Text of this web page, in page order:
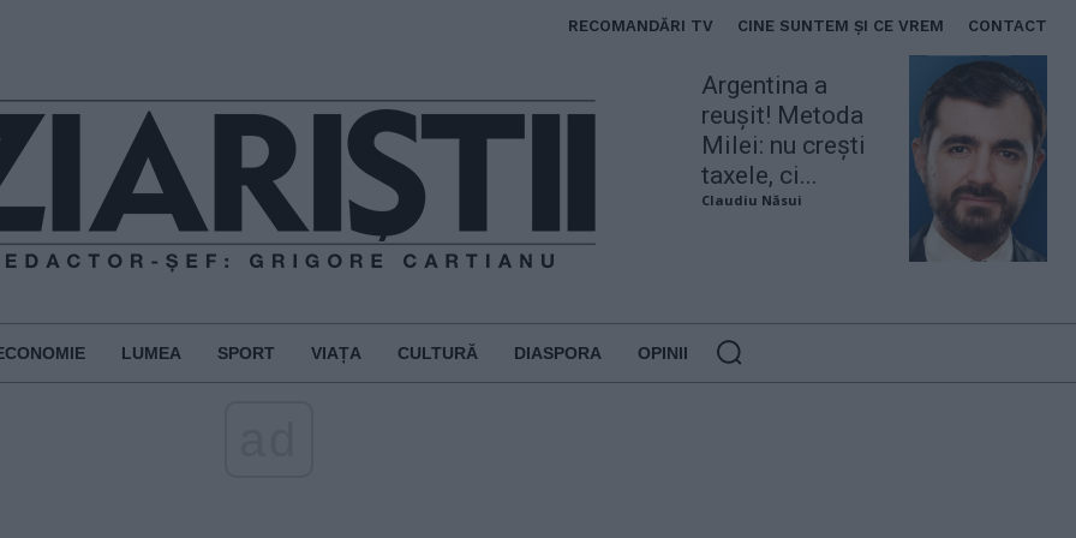
RECOMANDĂRI TV CINE SUNTEM ȘI CE VREM CONTACT
Argentina a
reușit! Metoda
Milei: nu crești
taxele, ci...
Claudiu Năsui
LUMEA SPORT VIAȚA CULTURĂ DIASPORA OPINII